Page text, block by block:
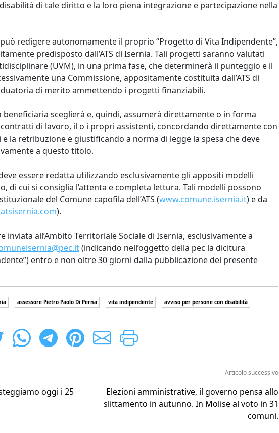
di tale diritto e la loro piena integrazione e partecipazione nella
redigere autonomamente il proprio “Progetto di Vita Indipendente”,
predisposto dall’ATS di Isernia. Tali progetti saranno valutati
(UVM), in una prima fase, che determinerà il punteggio e il
una Commissione, appositamente costituita dall’ATS di
di merito ammettendo i progetti finanziabili.
beneficiaria sceglierà e, quindi, assumerà direttamente o in forma
di lavoro, il o i propri assistenti, concordando direttamente con
la retribuzione e giustificando a norma di legge la spesa che deve
a questo titolo.
essere redatta utilizzando esclusivamente gli appositi modelli
di cui si consiglia l’attenta e completa lettura. Tali modelli possono
del Comune capofila dell’ATS (www.comune.isernia.it) e da
).
inviata all’Ambito Territoriale Sociale di Isernia, esclusivamente a
(indicando nell’oggetto della pec la dicitura
entro e non oltre 30 giorni dalla pubblicazione del presente
assessore Pietro Paolo Di Perna vita indipendente avviso per persone con disabilità
oggi i 25
Articolo successivo
Elezioni amministrative, il governo pensa allo
slittamento in autunno. In Molise al voto in 31
comuni.